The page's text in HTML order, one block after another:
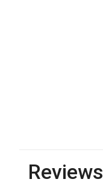
Reviews